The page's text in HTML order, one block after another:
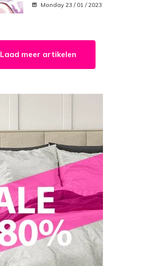
Monday 23 / 01 / 2023
Laad meer artikelen